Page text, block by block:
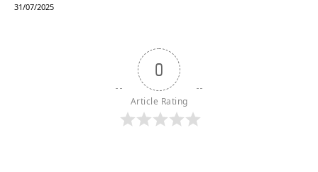
31/07/2025
0
Article Rating